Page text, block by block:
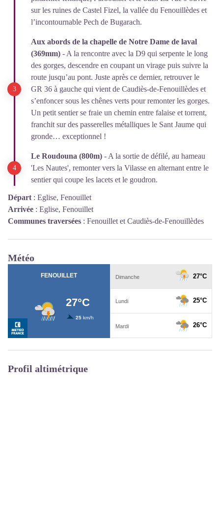
sur les ruines de Castel Fizel, la vallée du Fenouillèdes et
l’incontournable Pech de Bugarach.
Aux abords de la chapelle de Notre Dame de laval
(369mm) - A la rencontre avec la D9 qui serpente le long
des gorges, descendre en coupant un virage puis suivre la
route jusqu’au pont. Juste après ce dernier, retrouver le
GR 36 à gauche qui vient de Caudiès-de-Fenouillèdes et
s’enfoncer sous les chênes verts pour remonter les gorges.
Un petit sentier se fraie un chemin entre falaise et torrent,
franchit sur des passerelles métalliques le Sant Jaume qui
gronde… exceptionnel !
Le Roudouna (800m) - A la sortie de défilé, au hameau
'Les Nautes', remonter vers la Vilasse en alternant entre le
sentier qui coupe les lacets et le goudron.
Départ : Eglise, Fenouillet
Arrivée : Eglise, Fenouillet
Communes traversées : Fenouillet et Caudiès-de-Fenouillèdes
Météo
Profil altimétrique